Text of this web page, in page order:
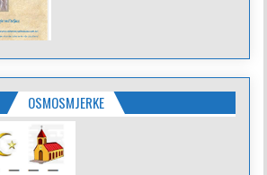
OSMOSMJERKE